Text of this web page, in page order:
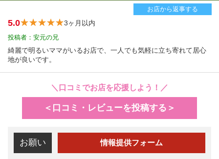
お店から返事する
5.0 3ヶ月以内
投稿者：安元の兄
綺麗で明るいママがいるお店で、一人でも気軽に立ち寄れて居心
地が良いです。
＼口コミでお店を応援しよう！／
＜口コミ・レビューを投稿する＞
お願い 情報提供フォーム